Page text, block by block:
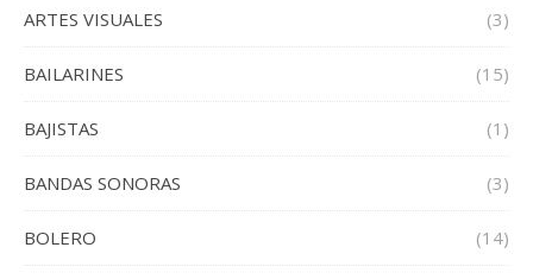
ARTES VISUALES (3)
BAILARINES (15)
BAJISTAS (1)
BANDAS SONORAS (3)
BOLERO (14)